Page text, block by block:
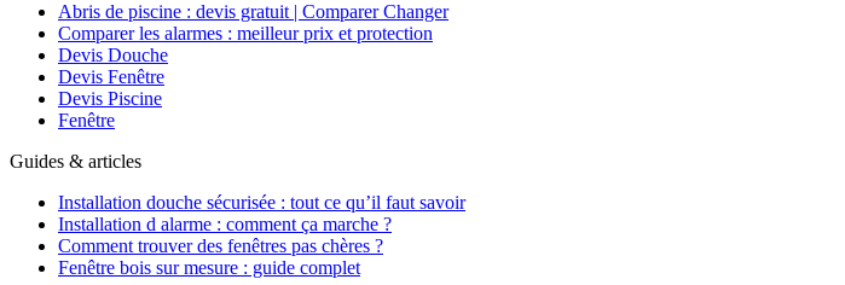
Abris de piscine : devis gratuit | Comparer Changer
Comparer les alarmes : meilleur prix et protection
Devis Douche
Devis Fenêtre
Devis Piscine
Fenêtre
Guides & articles
Installation douche sécurisée : tout ce qu’il faut savoir
Installation d alarme : comment ça marche ?
Comment trouver des fenêtres pas chères ?
Fenêtre bois sur mesure : guide complet